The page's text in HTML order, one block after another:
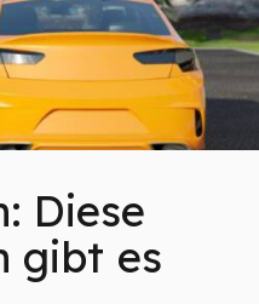
Diese
gibt es